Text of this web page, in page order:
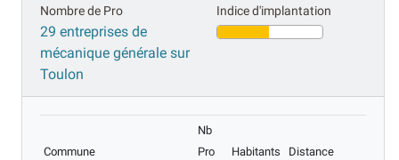
Nombre de Pro
29 entreprises de
mécanique générale sur
Toulon
Indice d'implantation
Commune
Nb
Pro
Habitants Distance